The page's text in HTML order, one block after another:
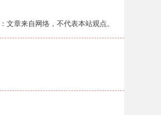
文章来自网络，不代表本站观点。